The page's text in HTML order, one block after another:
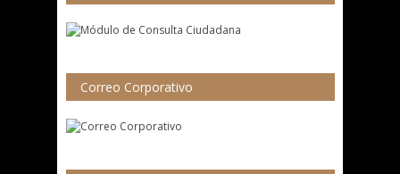
Correo Corporativo